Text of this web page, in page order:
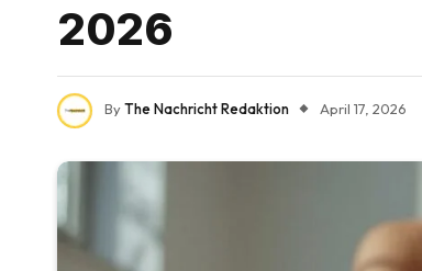
2026
ByThe Nachricht Redaktion April 17, 2026